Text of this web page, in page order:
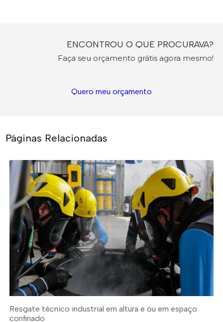
ENCONTROU O QUE PROCURAVA?
Faça seu orçamento grátis agora mesmo!
Quero meu orçamento
Páginas Relacionadas
Resgate técnico industrial em altura e ou em espaço
confinado